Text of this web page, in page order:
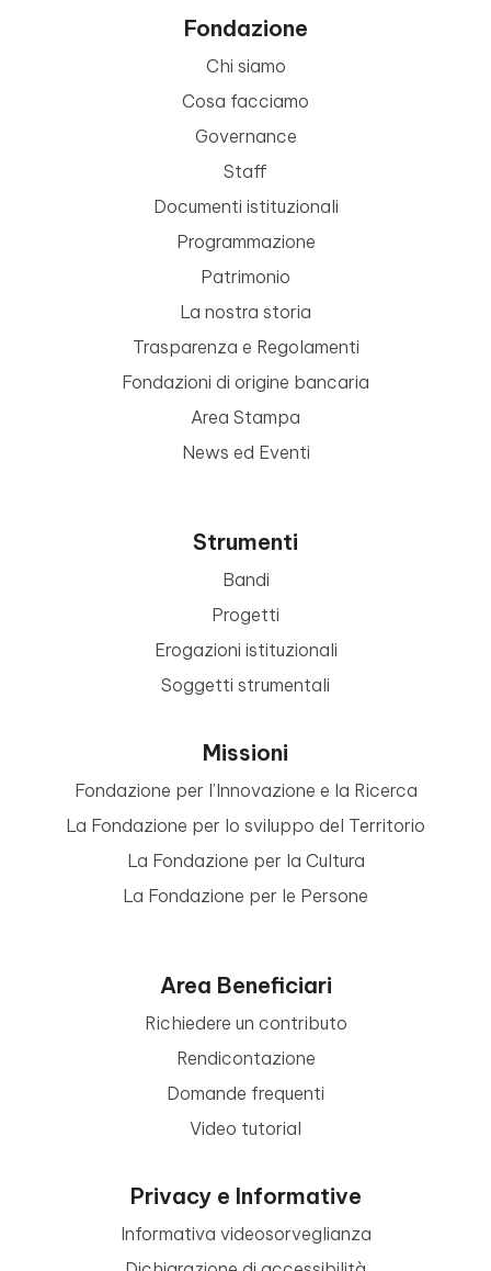
Fondazione
Chi siamo
Cosa facciamo
Governance
Staff
Documenti istituzionali
Programmazione
Patrimonio
La nostra storia
Trasparenza e Regolamenti
Fondazioni di origine bancaria
Area Stampa
News ed Eventi
Strumenti
Bandi
Progetti
Erogazioni istituzionali
Soggetti strumentali
Missioni
Fondazione per l’Innovazione e la Ricerca
La Fondazione per lo sviluppo del Territorio
La Fondazione per la Cultura
La Fondazione per le Persone
Area Beneficiari
Richiedere un contributo
Rendicontazione
Domande frequenti
Video tutorial
Privacy e Informative
Informativa videosorveglianza